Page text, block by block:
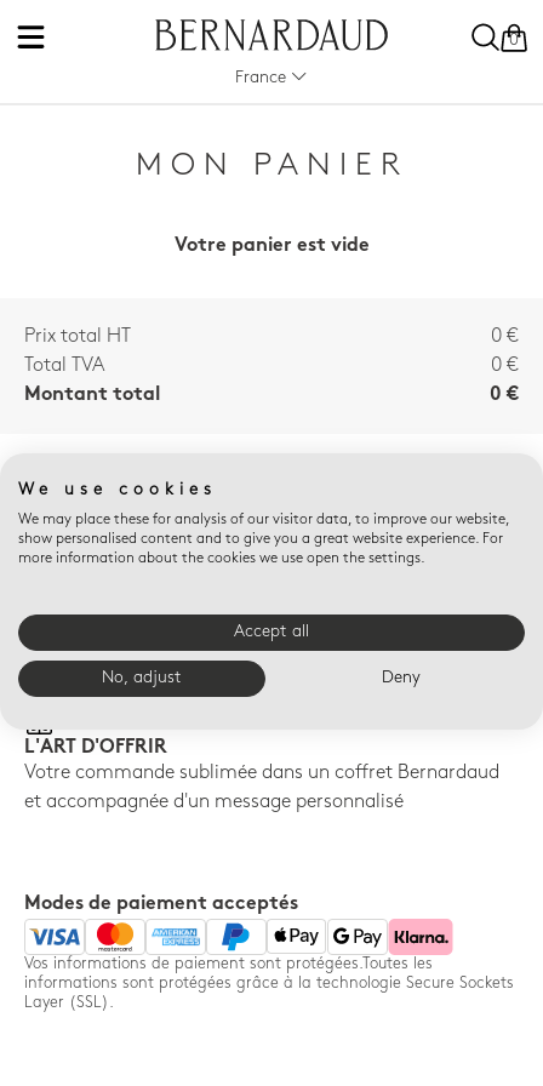
0
France
MON PANIER
Votre panier est vide
Prix total HT
0 €
Total TVA
0 €
Montant total
0 €
AVANTAGES E-
BOUTIQUE
Livraison offerte à partir de
100€ d'achats
RETOURS OFFERTS
Retour sous 14 jours offerts
L'ART D'OFFRIR
Votre commande sublimée dans un coffret Bernardaud
et accompagnée d'un message personnalisé
Modes de paiement acceptés
Vos informations de paiement sont protégées.Toutes les
informations sont protégées grâce à la technologie Secure Sockets
Layer (SSL).
We use cookies
We may place these for analysis of our visitor data, to improve our website,
show personalised content and to give you a great website experience. For
more information about the cookies we use open the settings.
Accept all
No, adjust Deny